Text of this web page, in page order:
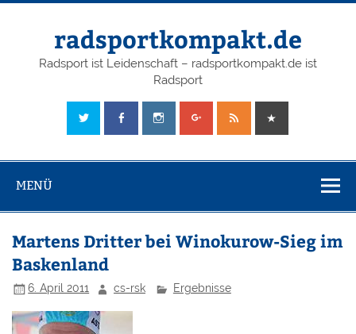
radsportkompakt.de
Radsport ist Leidenschaft – radsportkompakt.de ist
Radsport
MENÜ
Martens Dritter bei Winokurow-Sieg im
Baskenland
6. April 2011 cs-rsk Ergebnisse